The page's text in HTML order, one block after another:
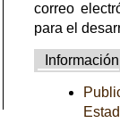
correo
para el
Información